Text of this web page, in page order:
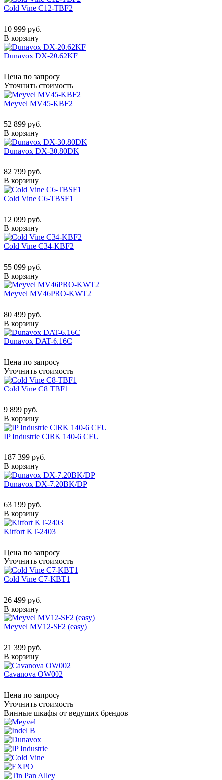
Cold Vine C12-TBF2
10 999 руб.
В корзину
Dunavox DX-20.62KF
Цена по запросу
Уточнить стоимость
Meyvel MV45-KBF2
52 899 руб.
В корзину
Dunavox DX-30.80DK
82 799 руб.
В корзину
Cold Vine C6-TBSF1
12 099 руб.
В корзину
Cold Vine C34-KBF2
55 099 руб.
В корзину
Meyvel MV46PRO-KWT2
80 499 руб.
В корзину
Dunavox DAT-6.16C
Цена по запросу
Уточнить стоимость
Cold Vine C8-TBF1
9 899 руб.
В корзину
IP Industrie CIRK 140-6 CFU
187 399 руб.
В корзину
Dunavox DX-7.20BK/DP
63 199 руб.
В корзину
Kitfort KT-2403
Цена по запросу
Уточнить стоимость
Cold Vine C7-KBT1
26 499 руб.
В корзину
Meyvel MV12-SF2 (easy)
21 399 руб.
В корзину
Cavanova OW002
Цена по запросу
Уточнить стоимость
Винные шкафы от ведущих брендов